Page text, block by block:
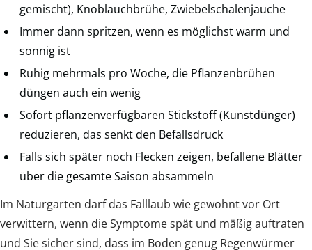
gemischt), Knoblauchbrühe, Zwiebelschalenjauche
Immer dann spritzen, wenn es möglichst warm und
sonnig ist
Ruhig mehrmals pro Woche, die Pflanzenbrühen
düngen auch ein wenig
Sofort pflanzenverfügbaren Stickstoff (Kunstdünger)
reduzieren, das senkt den Befallsdruck
Falls sich später noch Flecken zeigen, befallene Blätter
über die gesamte Saison absammeln
Im Naturgarten darf das Falllaub wie gewohnt vor Ort
verwittern, wenn die Symptome spät und mäßig auftraten
und Sie sicher sind, dass im Boden genug Regenwürmer